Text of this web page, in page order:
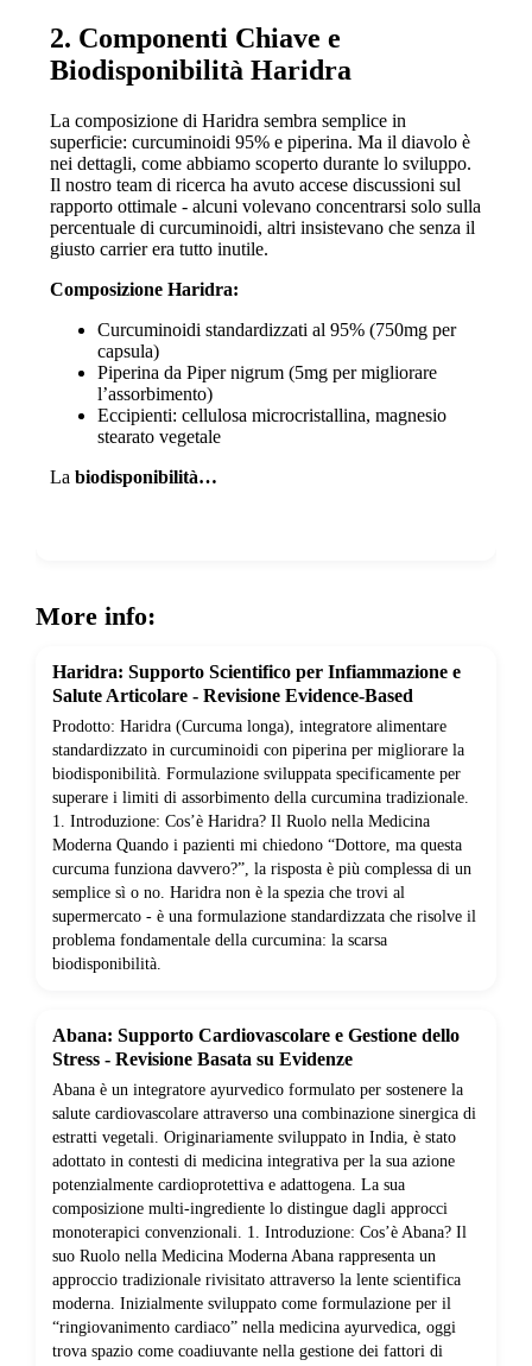
2. Componenti Chiave e
Biodisponibilità Haridra
La composizione di Haridra sembra semplice in
superficie: curcuminoidi 95% e piperina. Ma il diavolo è
nei dettagli, come abbiamo scoperto durante lo sviluppo.
Il nostro team di ricerca ha avuto accese discussioni sul
rapporto ottimale - alcuni volevano concentrarsi solo sulla
percentuale di curcuminoidi, altri insistevano che senza il
giusto carrier era tutto inutile.
Composizione Haridra:
Curcuminoidi standardizzati al 95% (750mg per
capsula)
Piperina da Piper nigrum (5mg per migliorare
l’assorbimento)
Eccipienti: cellulosa microcristallina, magnesio
stearato vegetale
La biodisponibilità…
More info:
Haridra: Supporto Scientifico per Infiammazione e
Salute Articolare - Revisione Evidence-Based
Prodotto: Haridra (Curcuma longa), integratore alimentare
standardizzato in curcuminoidi con piperina per migliorare la
biodisponibilità. Formulazione sviluppata specificamente per
superare i limiti di assorbimento della curcumina tradizionale.
1. Introduzione: Cos’è Haridra? Il Ruolo nella Medicina
Moderna Quando i pazienti mi chiedono “Dottore, ma questa
curcuma funziona davvero?”, la risposta è più complessa di un
semplice sì o no. Haridra non è la spezia che trovi al
supermercato - è una formulazione standardizzata che risolve il
problema fondamentale della curcumina: la scarsa
biodisponibilità.
Abana: Supporto Cardiovascolare e Gestione dello
Stress - Revisione Basata su Evidenze
Abana è un integratore ayurvedico formulato per sostenere la
salute cardiovascolare attraverso una combinazione sinergica di
estratti vegetali. Originariamente sviluppato in India, è stato
adottato in contesti di medicina integrativa per la sua azione
potenzialmente cardioprotettiva e adattogena. La sua
composizione multi-ingrediente lo distingue dagli approcci
monoterapici convenzionali. 1. Introduzione: Cos’è Abana? Il
suo Ruolo nella Medicina Moderna Abana rappresenta un
approccio tradizionale rivisitato attraverso la lente scientifica
moderna. Inizialmente sviluppato come formulazione per il
“ringiovanimento cardiaco” nella medicina ayurvedica, oggi
trova spazio come coadiuvante nella gestione dei fattori di